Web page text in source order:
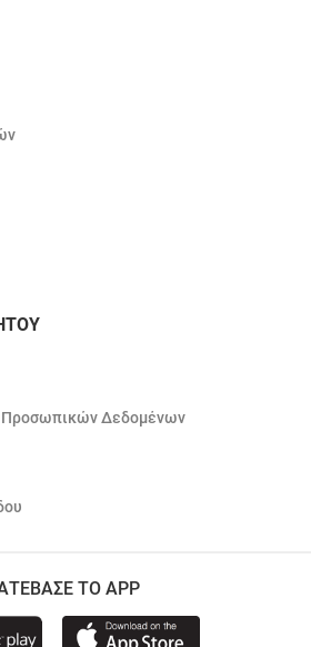
Δεδομένων
ΤΟ APP